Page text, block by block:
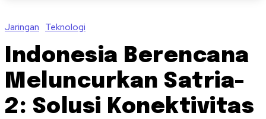
Jaringan Teknologi
Indonesia Berencana
Meluncurkan Satria-
2: Solusi Konektivitas